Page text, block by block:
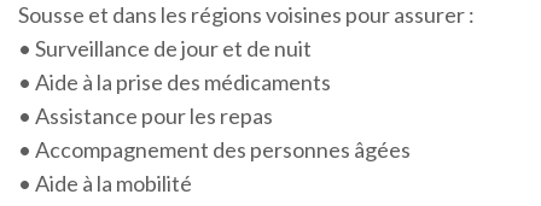
Sousse et dans les régions voisines pour assurer :
• Surveillance de jour et de nuit
• Aide à la prise des médicaments
• Assistance pour les repas
• Accompagnement des personnes âgées
• Aide à la mobilité